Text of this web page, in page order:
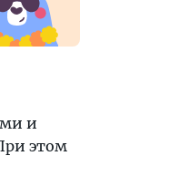
и
этом